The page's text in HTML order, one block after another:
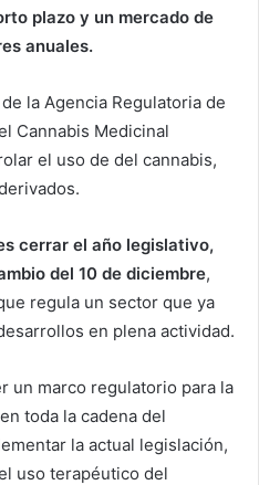
plazo y un mercado de
anuales.
la Agencia Regulatoria de
Cannabis Medicinal
el uso de del cannabis,
cerrar el año legislativo,
del 10 de diciembre,
regula un sector que ya
en plena actividad.
un marco regulatorio para la
toda la cadena del
la actual legislación,
uso terapéutico del